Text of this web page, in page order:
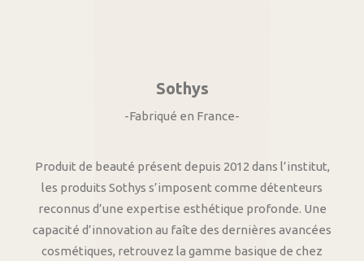
Sothys
-Fabriqué en France-
Produit de beauté présent depuis 2012 dans l’institut,
les produits Sothys s’imposent comme détenteurs
reconnus d’une expertise esthétique profonde. Une
capacité d’innovation au faîte des dernières avancées
cosmétiques, retrouvez la gamme basique de chez